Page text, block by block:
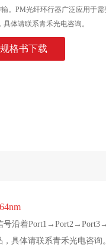
。PM光纤环行器广泛应用于
体请联系青禾光电咨询。
号沿着
具体请联系青禾光电咨询。